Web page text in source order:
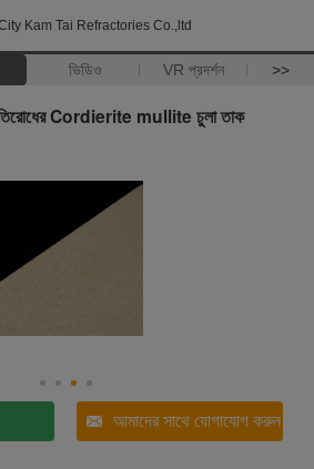
Kam Tai Refractories Co.,ltd
ভিডিও VR প্রদর্শন >>
Cordierite mullite চুলা তাক
আমাদের সাথে যোগাযোগ করুন